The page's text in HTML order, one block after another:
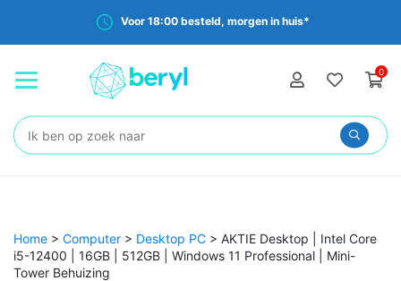
Voor 18:00 besteld, morgen in huis*
0
Zoeken:
Home > Computer > Desktop PC > AKTIE Desktop | Intel Core
i5-12400 | 16GB | 512GB | Windows 11 Professional | Mini-
Tower Behuizing